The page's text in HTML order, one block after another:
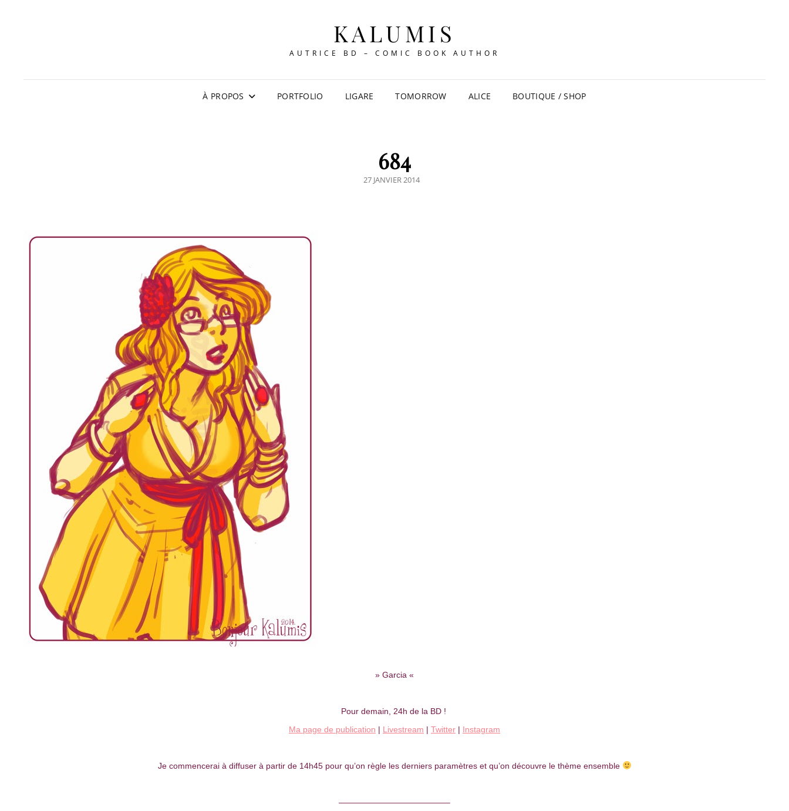
KALUMIS
AUTRICE BD – COMIC BOOK AUTHOR
À PROPOS PORTFOLIO LIGARE TOMORROW ALICE BOUTIQUE / SHOP
684
POSTED
27 JANVIER 2014
» Garcia «
Pour demain, 24h de la BD !
Ma page de publication | Livestream | Twitter | Instagram
Je commencerai à diffuser à partir de 14h45 pour qu’on règle les derniers paramètres et qu’on découvre le thème ensemble
—————————————–